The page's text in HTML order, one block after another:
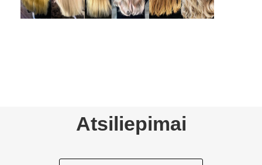
Atsiliepimai